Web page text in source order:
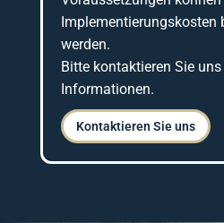
Implementierungskosten
werden.
Bitte kontaktieren Sie
Informationen.
Kontaktieren Sie uns